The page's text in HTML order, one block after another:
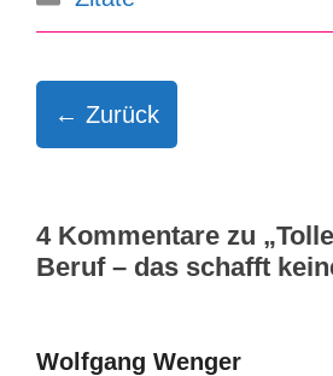
← Zurück
4 Kommentare zu
Beruf – das schafft
Wolfgang Wenger